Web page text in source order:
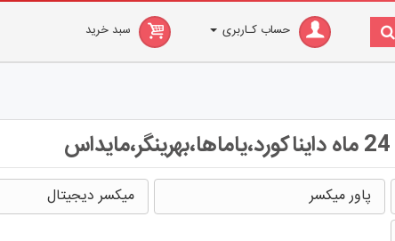
حساب کـاربری سبد خرید
پاور میکسر میکسر دیجیتال